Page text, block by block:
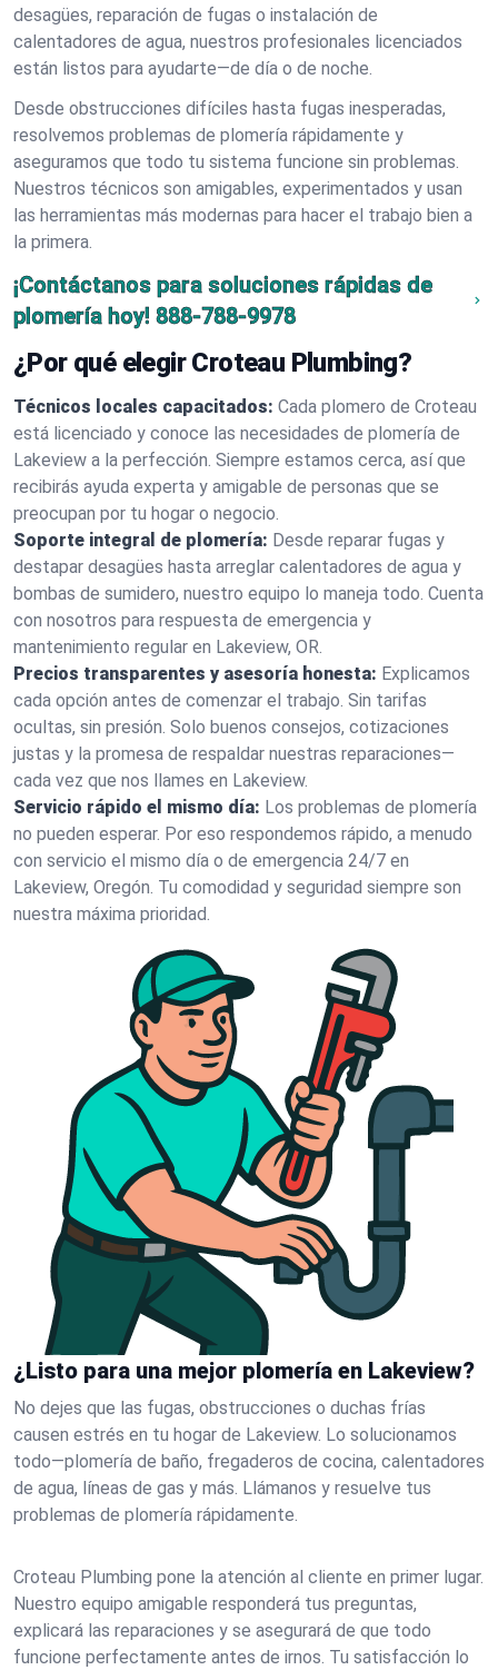
desagües, reparación de fugas o instalación de
calentadores de agua, nuestros profesionales licenciados
están listos para ayudarte—de día o de noche.
Desde obstrucciones difíciles hasta fugas inesperadas,
resolvemos problemas de plomería rápidamente y
aseguramos que todo tu sistema funcione sin problemas.
Nuestros técnicos son amigables, experimentados y usan
las herramientas más modernas para hacer el trabajo bien a
la primera.
¡Contáctanos para soluciones rápidas de
plomería hoy! 888-788-9978
¿Por qué elegir Croteau Plumbing?
Técnicos locales capacitados: Cada plomero de Croteau
está licenciado y conoce las necesidades de plomería de
Lakeview a la perfección. Siempre estamos cerca, así que
recibirás ayuda experta y amigable de personas que se
preocupan por tu hogar o negocio.
Soporte integral de plomería: Desde reparar fugas y
destapar desagües hasta arreglar calentadores de agua y
bombas de sumidero, nuestro equipo lo maneja todo. Cuenta
con nosotros para respuesta de emergencia y
mantenimiento regular en Lakeview, OR.
Precios transparentes y asesoría honesta: Explicamos
cada opción antes de comenzar el trabajo. Sin tarifas
ocultas, sin presión. Solo buenos consejos, cotizaciones
justas y la promesa de respaldar nuestras reparaciones—
cada vez que nos llames en Lakeview.
Servicio rápido el mismo día: Los problemas de plomería
no pueden esperar. Por eso respondemos rápido, a menudo
con servicio el mismo día o de emergencia 24/7 en
Lakeview, Oregón. Tu comodidad y seguridad siempre son
nuestra máxima prioridad.
¿Listo para una mejor plomería en Lakeview?
No dejes que las fugas, obstrucciones o duchas frías
causen estrés en tu hogar de Lakeview. Lo solucionamos
todo—plomería de baño, fregaderos de cocina, calentadores
de agua, líneas de gas y más. Llámanos y resuelve tus
problemas de plomería rápidamente.
Croteau Plumbing pone la atención al cliente en primer lugar.
Nuestro equipo amigable responderá tus preguntas,
explicará las reparaciones y se asegurará de que todo
funcione perfectamente antes de irnos. Tu satisfacción lo